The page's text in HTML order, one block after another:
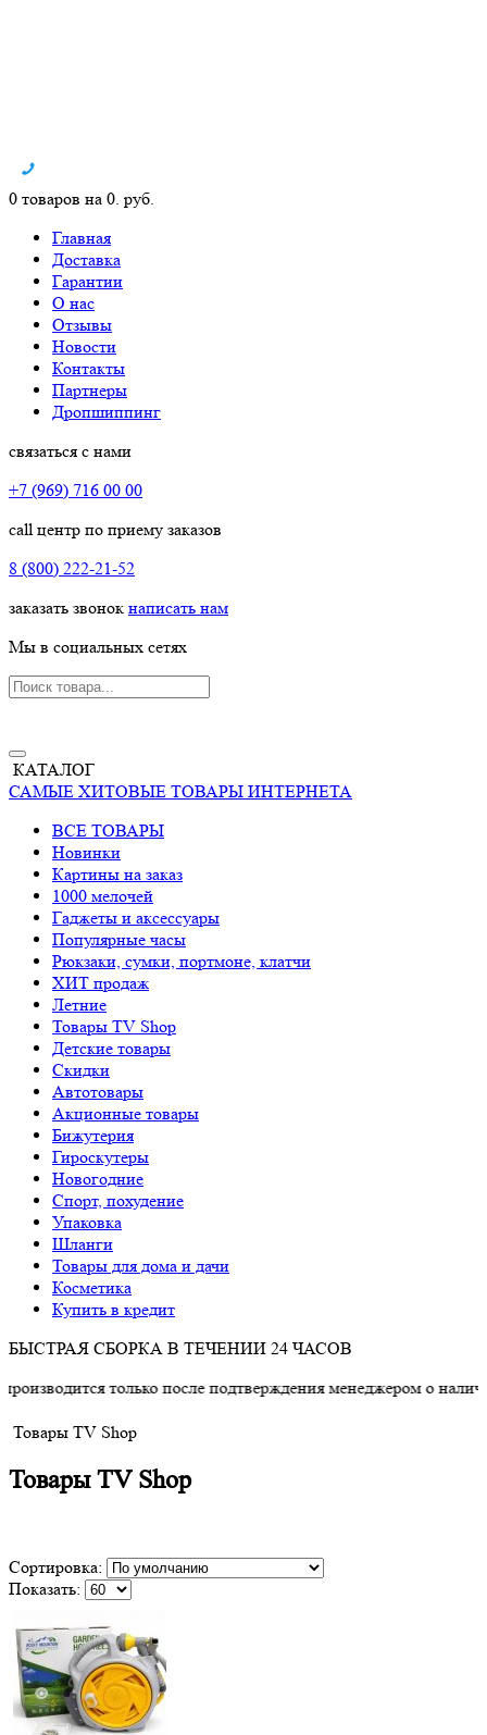
0 товаров на 0. руб.
Главная
Доставка
Гарантии
О нас
Отзывы
Новости
Контакты
Партнеры
Дропшиппинг
связаться с нами
+7 (969) 716 00 00
call центр по приему заказов
8 (800) 222-21-52
заказать звонок написать нам
Мы в социальных сетях
КАТАЛОГ
САМЫЕ ХИТОВЫЕ ТОВАРЫ ИНТЕРНЕТА
ВСЕ ТОВАРЫ
Новинки
Картины на заказ
1000 мелочей
Гаджеты и аксессуары
Популярные часы
Рюкзаки, сумки, портмоне, клатчи
ХИТ продаж
Летние
Товары TV Shop
Детские товары
Cкидки
Автотовары
Акционные товары
Бижутерия
Гироскутеры
Новогодние
Спорт, похудение
Упаковка
Шланги
Товары для дома и дачи
Косметика
Купить в кредит
БЫСТРАЯ СБОРКА В ТЕЧЕНИИ 24 ЧАСОВ
только после подтверждения менеджером о наличии товара.
Товары TV Shop
Товары TV Shop
Сортировка:
Показать: